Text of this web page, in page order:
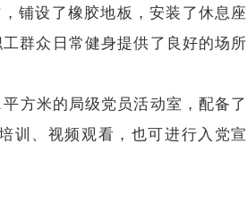
铺设了橡胶地板，安装了休息座
群众日常健身提供了良好的场所
方米的局级党员活动室，配备了
训、视频观看，也可进行入党宣